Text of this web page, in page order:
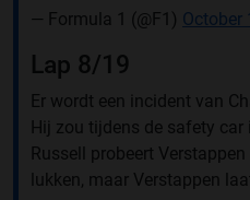
— Formula 1 (@F1) October
Lap 8/19
Er wordt een incident van
Hij zou tijdens de safety car
Russell probeert
lukken, maar Verstappen